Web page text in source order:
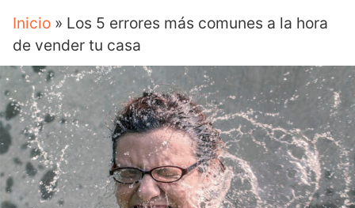
Inicio » Los 5 errores más comunes a la hora
de vender tu casa